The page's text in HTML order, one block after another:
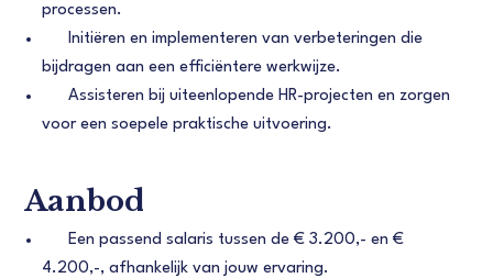
processen.
Initiëren en implementeren van verbeteringen die
bijdragen aan een efficiëntere werkwijze.
Assisteren bij uiteenlopende HR-projecten en zorgen
voor een soepele praktische uitvoering.
Aanbod
Een passend salaris tussen de € 3.200,- en €
4.200,-, afhankelijk van jouw ervaring.